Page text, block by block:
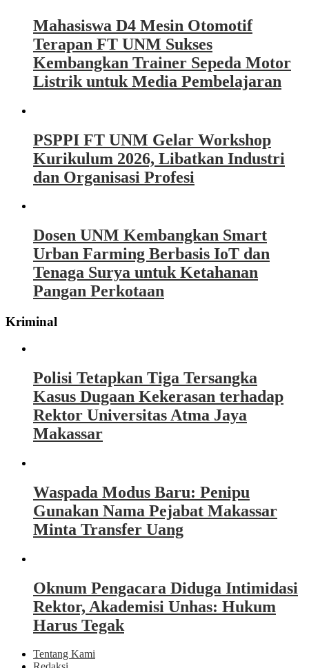
Mahasiswa D4 Mesin Otomotif
Terapan FT UNM Sukses
Kembangkan Trainer Sepeda Motor
Listrik untuk Media Pembelajaran
PSPPI FT UNM Gelar Workshop
Kurikulum 2026, Libatkan Industri
dan Organisasi Profesi
Dosen UNM Kembangkan Smart
Urban Farming Berbasis IoT dan
Tenaga Surya untuk Ketahanan
Pangan Perkotaan
Kriminal
Polisi Tetapkan Tiga Tersangka
Kasus Dugaan Kekerasan terhadap
Rektor Universitas Atma Jaya
Makassar
Waspada Modus Baru: Penipu
Gunakan Nama Pejabat Makassar
Minta Transfer Uang
Oknum Pengacara Diduga Intimidasi
Rektor, Akademisi Unhas: Hukum
Harus Tegak
Tentang Kami